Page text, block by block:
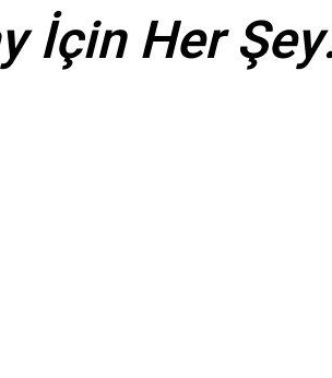
İçin Her